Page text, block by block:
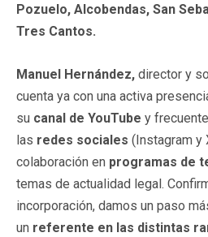
Pozuelo, Alcobendas, San
Tres Cantos.
Manuel Hernández, director y
cuenta ya con una activa
su canal de YouTube y
las redes sociales (Instagram y
colaboración en programas de
temas de actualidad legal.
incorporación, damos un paso
un referente en las distintas